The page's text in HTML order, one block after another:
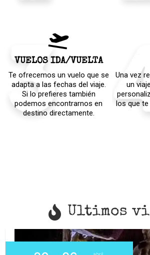
VUELOS IDA/VUELTA
Te ofrecemos un vuelo que se
adapta a las fechas del viaje.
Si lo prefieres también
podemos encontrarnos en
destino directamente.
Una vez
un
los que
Ultimos